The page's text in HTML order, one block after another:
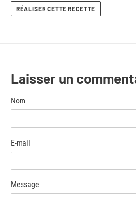
RÉALISER CETTE RECETTE
Laisser un
Nom
E-mail
Message